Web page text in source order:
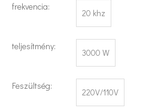
frekvencia:
20 khz
teljesítmény:
3000 W
Feszültség:
220V/110V